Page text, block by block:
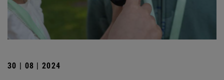
30 | 08 | 2024